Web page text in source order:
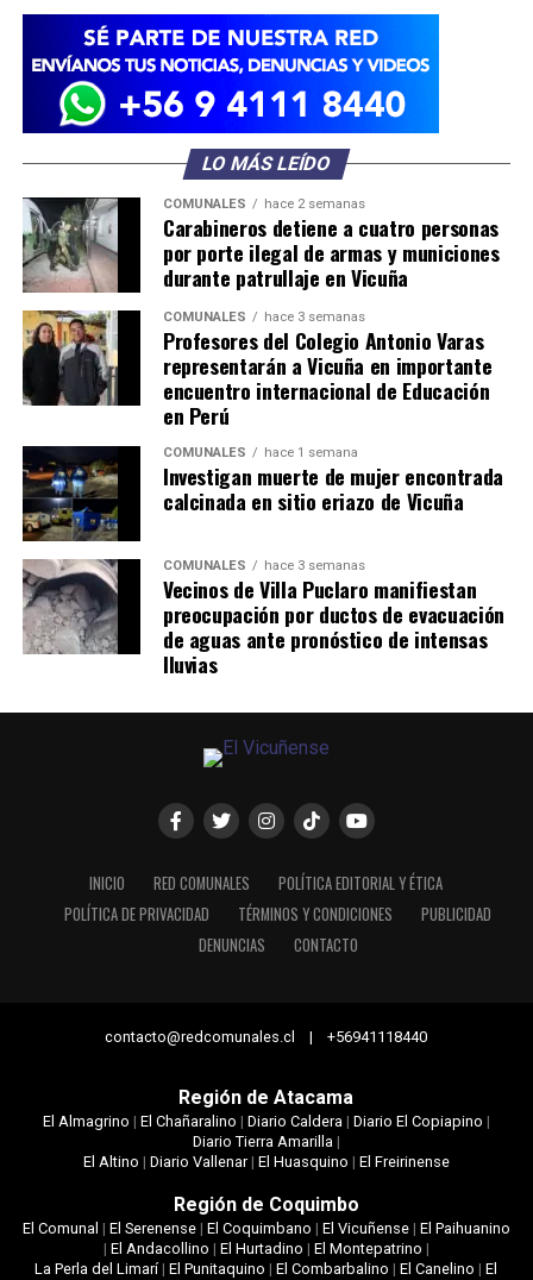
LO MÁS LEÍDO
COMUNALES hace 2 semanas
Carabineros detiene a cuatro personas
por porte ilegal de armas y municiones
durante patrullaje en Vicuña
COMUNALES hace 3 semanas
Profesores del Colegio Antonio Varas
representarán a Vicuña en importante
encuentro internacional de Educación
en Perú
COMUNALES hace 1 semana
Investigan muerte de mujer encontrada
calcinada en sitio eriazo de Vicuña
COMUNALES hace 3 semanas
Vecinos de Villa Puclaro manifiestan
preocupación por ductos de evacuación
de aguas ante pronóstico de intensas
lluvias
INICIO RED COMUNALES
POLÍTICA EDITORIAL Y ÉTICA
POLÍTICA DE PRIVACIDAD
TÉRMINOS Y CONDICIONES
PUBLICIDAD
DENUNCIAS
CONTACTO
contacto@redcomunales.cl | +56941118440
Región de Atacama
El Almagrino | El Chañaralino | Diario Caldera| Diario El Copiapino |
Diario Tierra Amarilla|
El Altino | Diario Vallenar| El Huasquino | El Freirinense
Región de Coquimbo
El Comunal | El Serenense| El Coquimbano | El Vicuñense| El Paihuanino
| El Andacollino | El Hurtadino | El Montepatrino |
La Perla del Limarí|El Punitaquino |El Combarbalino |El Canelino |El